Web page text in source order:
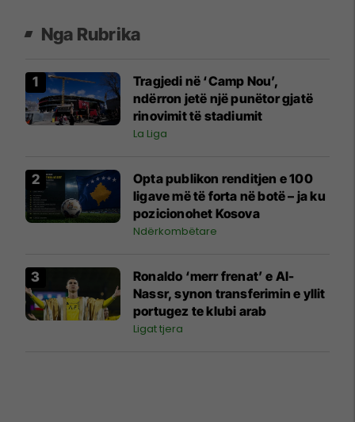
Nga Rubrika
Tragjedi në ‘Camp Nou’,
ndërron jetë një punëtor gjatë
rinovimit të stadiumit
La Liga
Opta publikon renditjen e 100
ligave më të forta në botë – ja ku
pozicionohet Kosova
Ndërkombëtare
Ronaldo ‘merr frenat’ e Al-
Nassr, synon transferimin e yllit
portugez te klubi arab
Ligat tjera